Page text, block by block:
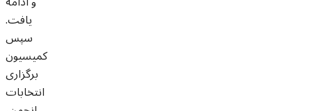
یافت.
سپس
کمیسیون
برگزاری
انتخابات